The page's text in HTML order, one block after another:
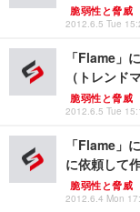
脆弱性と脅威
2012.6.5 Tue
「Flame」
（トレンド
脆弱性と脅威
2012.6.5 Tue
「Flame」
に依頼して
脆弱性と脅威
2012.6.4 Mon